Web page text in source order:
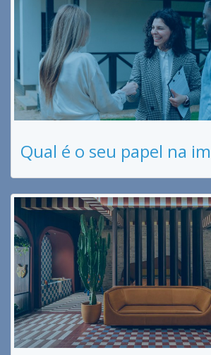
Qual é o seu papel na